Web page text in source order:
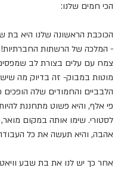
הכי חמים שלנו:
הכוכבת הראשונה שלנו היא בת
- המלכה של הרשתות
צמח עם עלים בצורת לב שמפסים
מוטות במבוק- זה בדיוק מה שיש
הלבביים והחמודים שלה הופכים
פי אלף, והיא פשוט מתחננת
לסטורי. שימו אותה במקום
אהבה, והיא תעשה את כל
אחר כך יש לנו את בת שבע